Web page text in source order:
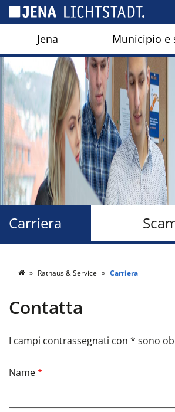
Jena Municipio e
Carriera
Rathaus & Service Carriera
Contatta
I campi contrassegnati con * sono
Name
Pannello di gestione dei cookies